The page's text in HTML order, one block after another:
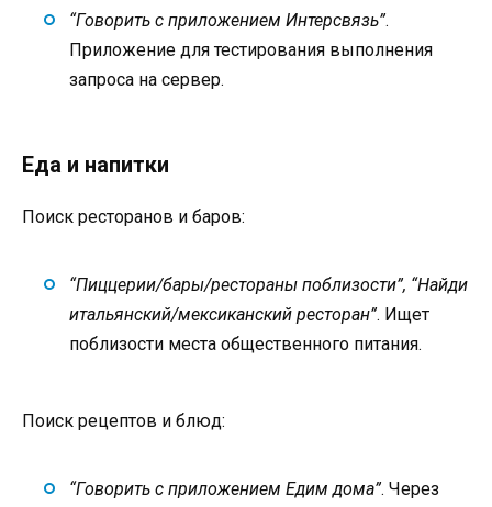
“Говорить с приложением Интерсвязь”.
Приложение для тестирования выполнения
запроса на сервер.
Еда и напитки
Поиск ресторанов и баров:
“Пиццерии/бары/рестораны поблизости”, “Найди
итальянский/мексиканский ресторан”. Ищет
поблизости места общественного питания.
Поиск рецептов и блюд:
“Говорить с приложением Едим дома”. Через